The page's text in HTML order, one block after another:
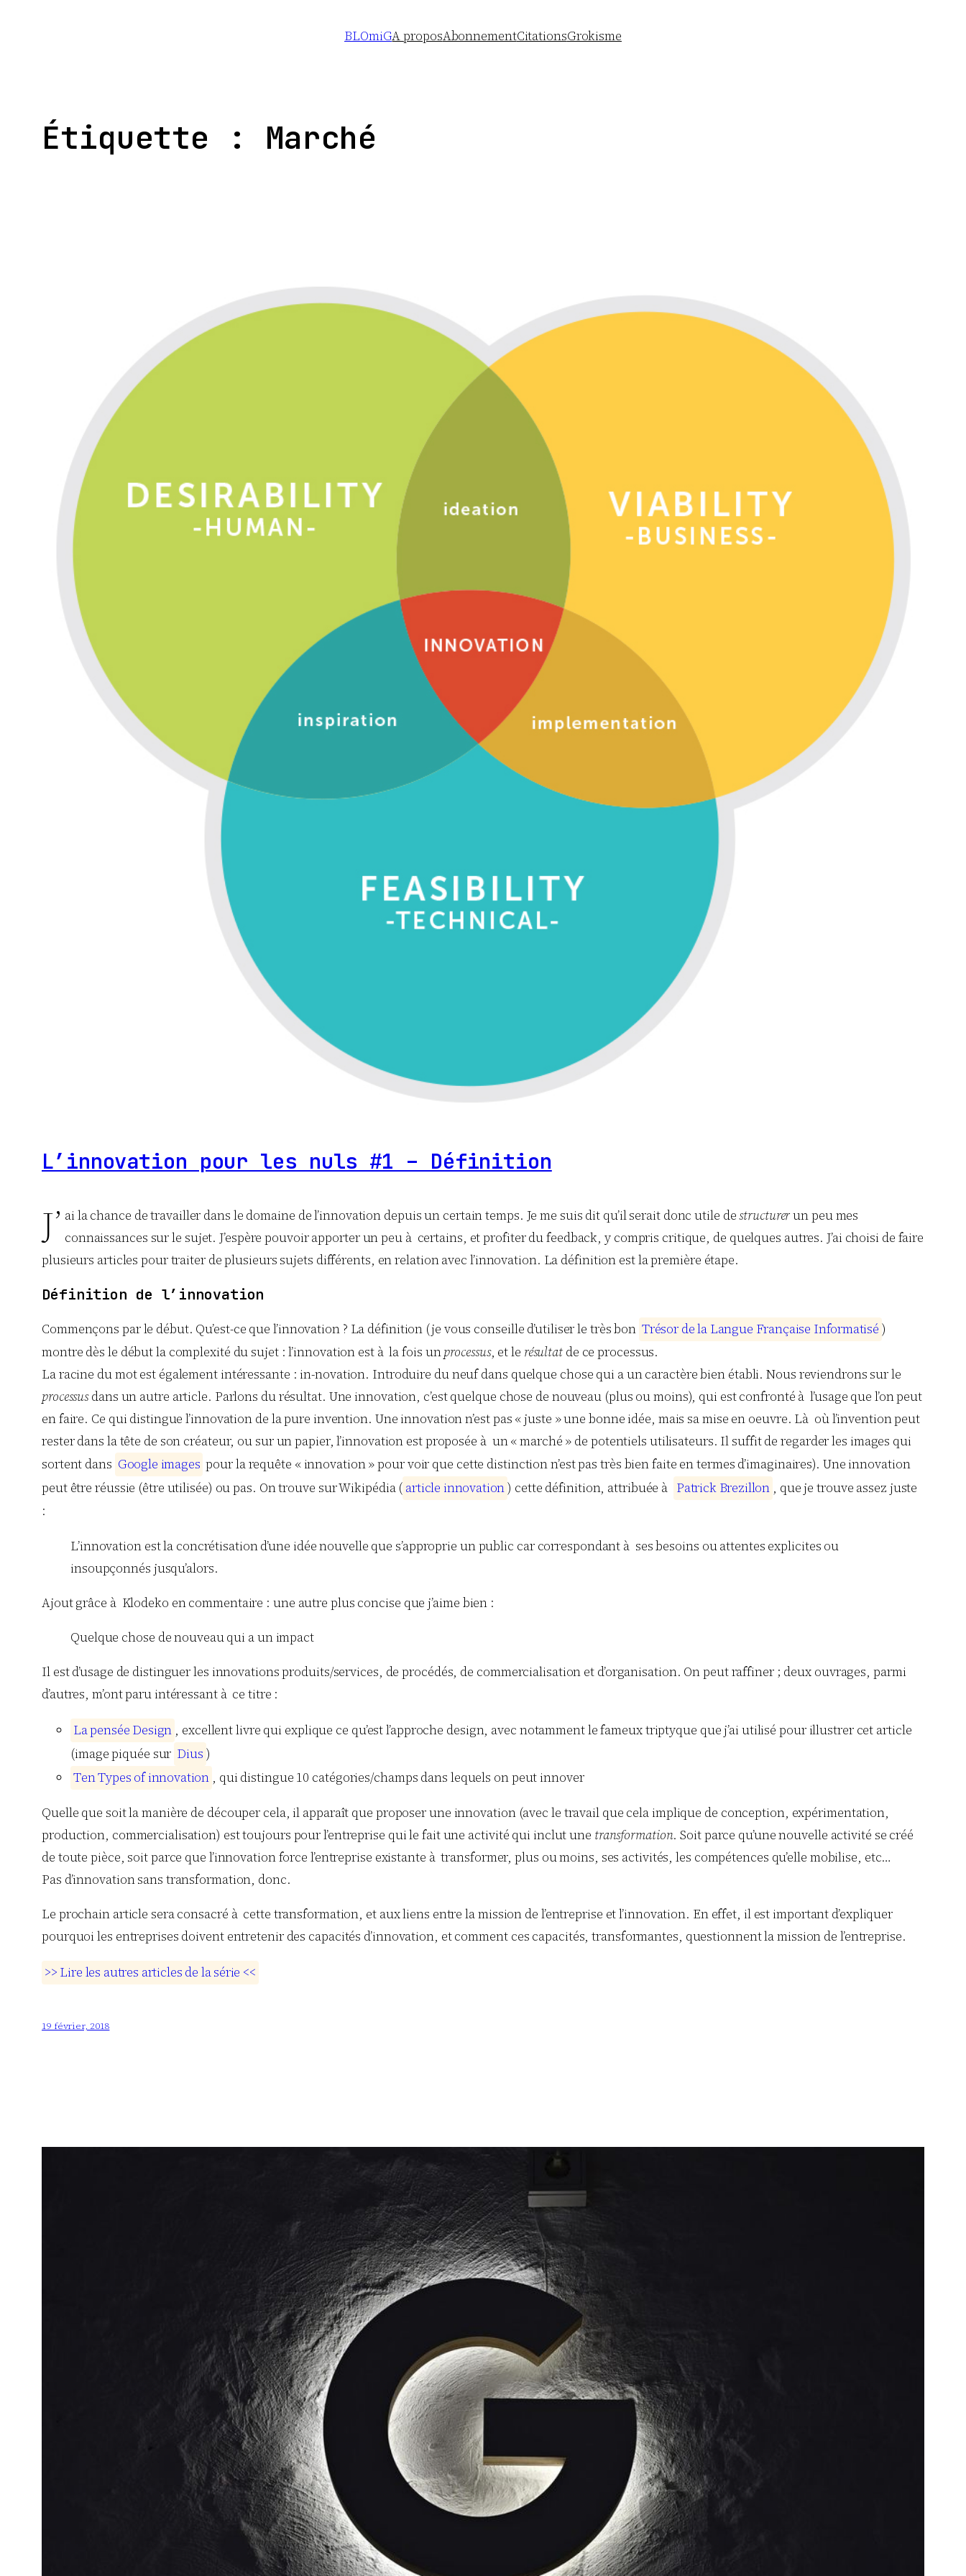
BLOmiGA proposAbonnementCitationsGrokisme
Étiquette : Marché
L’innovation pour les nuls #1 – Définition
J’ ai la chance de travailler dans le domaine de l’innovation depuis un certain temps. Je me suis dit qu’il serait donc utile destructurerun peu mes
connaissances sur le sujet. J’espère pouvoir apporter un peu à certains, et profiter du feedback, y compris critique, de quelques autres. J’ai choisi de faire
plusieurs articles pour traiter de plusieurs sujets différents, en relation avec l’innovation. La définition est la première étape.
Définition de l’innovation
Commençons par le début. Qu’est-ce que l’innovation ? La définition (je vous conseille d’utiliser le très bon Trésor dela Langue Française Informatisé )
montre dès le début la complexité du sujet : l’innovation est à la fois unprocessus, et le résultatde ce processus.
La racine du mot est également intéressante : in-novation. Introduire du neuf dans quelque chose qui a un caractère bien établi. Nous reviendrons sur le
processusdans un autre article. Parlons du résultat. Une innovation, c’est quelque chose de nouveau (plus ou moins), qui est confronté à l’usage que l’on peut
en faire. Ce qui distingue l’innovation de la pure invention. Une innovation n’est pas « juste » une bonne idée, mais sa mise en oeuvre. Là où l’invention peut
rester dans la tête de son créateur, ou sur un papier, l’innovation est proposée à un « marché » de potentiels utilisateurs. Il suffit de regarder les images qui
sortent dans Google images pour la requête « innovation » pour voir que cette distinction n’est pas très bien faite en termes d’imaginaires). Une innovation
peut être réussie (être utilisée) ou pas. On trouve sur Wikipédia ( article innovation) cette définition, attribuée à Patrick Brezillon , que je trouve assez juste
:
L’innovation est la concrétisation d’une idée nouvelle que s’approprie un public car correspondant à ses besoins ou attentes explicites ou
insoupçonnés jusqu’alors.
Ajout grâce à Klodeko en commentaire : une autre plus concise que j’aime bien :
Quelque chose de nouveau qui a un impact
Il est d’usage de distinguer les innovations produits/services, de procédés, de commercialisation et d’organisation. On peut raffiner ; deux ouvrages, parmi
d’autres, m’ont paru intéressant à ce titre :
Lapensée Design , excellent livre qui explique ce qu’est l’approche design, avec notamment le fameux triptyque que j’ai utilisé pour illustrer cet article
(image piquée sur Dius )
TenTypes of innovation , qui distingue 10 catégories/champs dans lequels on peut innover
Quelle que soit la manière de découper cela, il apparaît que proposer une innovation (avec le travail que cela implique de conception, expérimentation,
production, commercialisation) est toujours pour l’entreprise qui le fait une activité qui inclut une transformation. Soit parce qu’une nouvelle activité se créé
de toute pièce, soit parce que l’innovation force l’entreprise existante à transformer, plus ou moins, ses activités, les compétences qu’elle mobilise, etc…
Pas d’innovation sans transformation, donc.
Le prochain article sera consacré à cette transformation, et aux liens entre la mission de l’entreprise et l’innovation. En effet, il est important d’expliquer
pourquoi les entreprises doivent entretenir des capacités d’innovation, et comment ces capacités, transformantes, questionnent la mission de l’entreprise.
>> Lire les autres articles de lasérie <<
19 février, 2018